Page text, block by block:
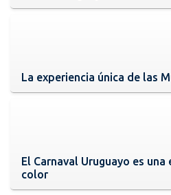
La experiencia única de las
El Carnaval Uruguayo es
color